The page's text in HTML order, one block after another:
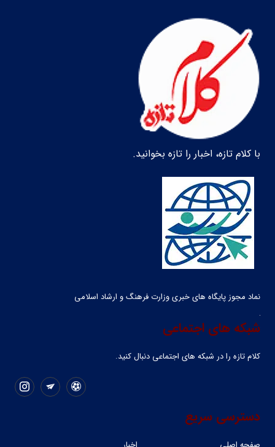
با کلام تازه، اخبار را تازه بخوانید.
نماد مجوز پایگاه های خبری وزارت فرهنگ و ارشاد اسلامی
شبکه های اجتماعی
کلام تازه را در شبکه ‌های اجتماعی دنبال کنید.
دسترسی سریع